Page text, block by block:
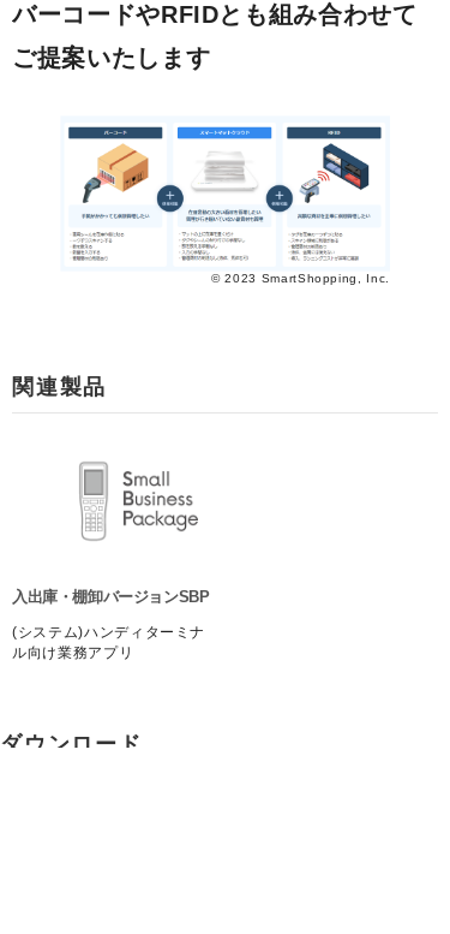
バーコードやRFIDとも組み合わせて
ご提案いたします
© 2023 SmartShopping, Inc.
関連製品
入出庫・棚卸バージョンSBP
(システム)ハンディターミナ
ル向け業務アプリ
ダウンロード